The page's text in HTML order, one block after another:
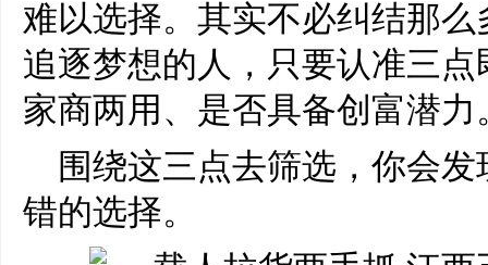
难以选择。其实不必纠结那
追逐梦想的人，只要认准三
家商两用、是否具备创富潜力
围绕这三点去筛选，你会
错的选择。